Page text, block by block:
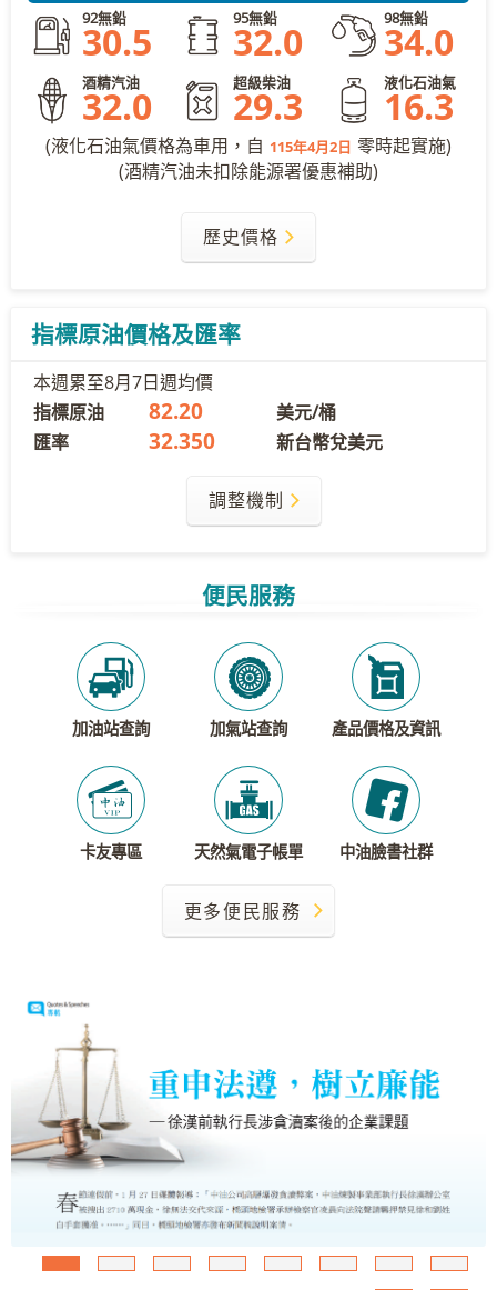
92無鉛
30.5 95無鉛
32.0 98無鉛
34.0
酒精汽油
32.0 超級柴油
29.3 液化石油氣
16.3
(液化石油氣價格為車用，自 115年4月2日 零時起實施)
(酒精汽油未扣除能源署優惠補助)
歷史價格
指標原油價格及匯率
本週累至8月7日週均價
指標原油
82.20
美元/桶
匯率
32.350 新台幣兌美元
調整機制
便民服務
加油站查詢 加氣站查詢 產品價格及資訊
卡友專區 天然氣電子帳單 中油臉書社群
更多便民服務